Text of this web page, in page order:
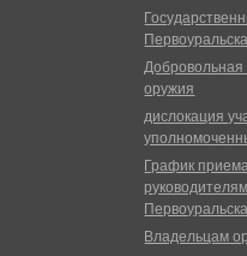
Первоуральска
Добровольная
оружия
дислокация
График
Первоуральска
Владельцам